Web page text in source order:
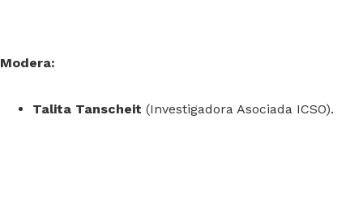
Modera:
Talita Tanscheit (Investigadora Asociada ICSO).